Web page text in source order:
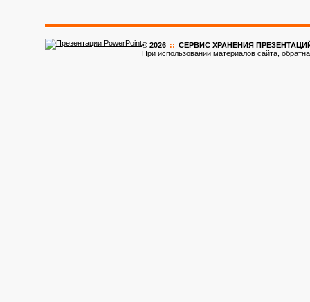
© 2026 :: CЕРВИС ХРАНЕНИЯ ПРЕЗЕНТАЦИЙ
При использовании материалов сайта,